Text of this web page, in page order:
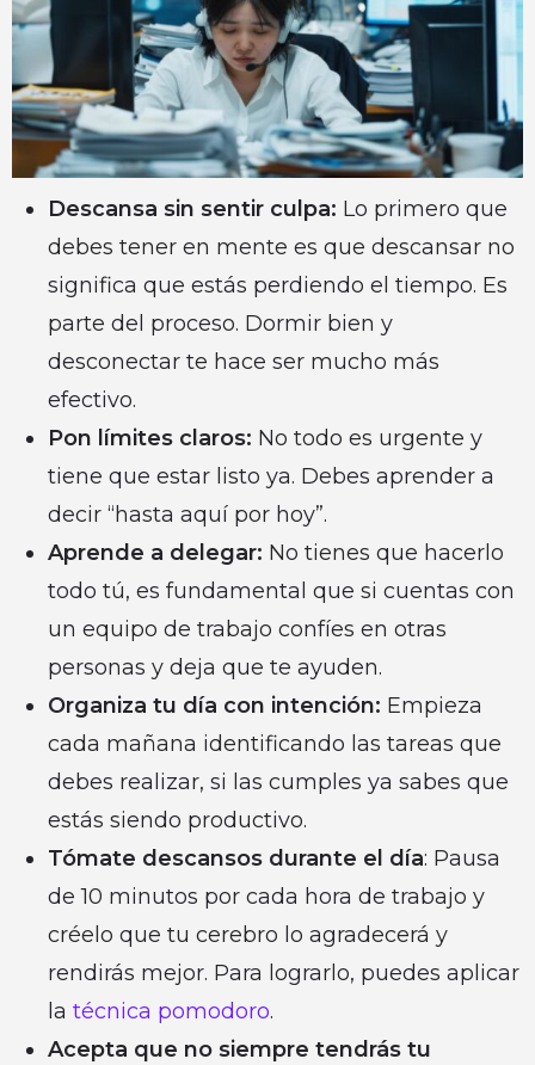
Descansa sin sentir culpa: Lo primero que
debes tener en mente es que descansar no
significa que estás perdiendo el tiempo. Es
parte del proceso. Dormir bien y
desconectar te hace ser mucho más
efectivo.
Pon límites claros: No todo es urgente y
tiene que estar listo ya. Debes aprender a
decir “hasta aquí por hoy”.
Aprende a delegar: No tienes que hacerlo
todo tú, es fundamental que si cuentas con
un equipo de trabajo confíes en otras
personas y deja que te ayuden.
Organiza tu día con intención: Empieza
cada mañana identificando las tareas que
debes realizar, si las cumples ya sabes que
estás siendo productivo.
Tómate descansos durante el día: Pausa
de 10 minutos por cada hora de trabajo y
créelo que tu cerebro lo agradecerá y
rendirás mejor. Para lograrlo, puedes aplicar
la técnica pomodoro.
Acepta que no siempre tendrás tu